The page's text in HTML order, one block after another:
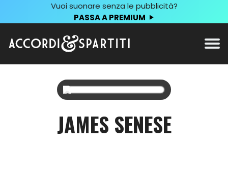
Vuoi suonare senza le pubblicità?
PASSA A PREMIUM
JAMES SENESE